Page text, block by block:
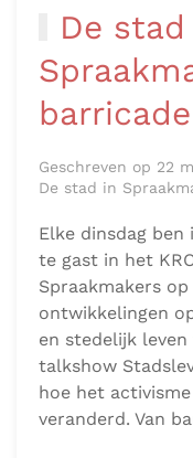
De stad
Geschreven op 22
De stad in
Elke dinsdag ben
te gast in het
Spraakmakers
ontwikkelingen
en stedelijk
talkshow
hoe het
veranderd. Van